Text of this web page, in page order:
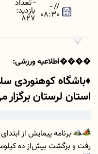
// -
08:30
- تعداد
بازدید:
827
����اطلاعیه ورزشی:
♦️باشگاه کوهنوردی
استان لرستان برگزار
برنامه پیمایش از
رفت و برگشت بیش‌از ده